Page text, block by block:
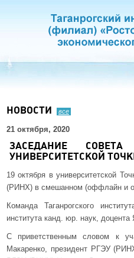
НОВОСТИ все
21 октября, 2020
ЗАСЕДАНИЕ
УНИВЕРСИТЕТСКОЙ
19 октября в университетской
(РИНХ) в смешанном (оффлайн и
Команда Таганрогского
института канд. юр. наук,
С приветственным словом к
Макаренко, президент РГЭУ